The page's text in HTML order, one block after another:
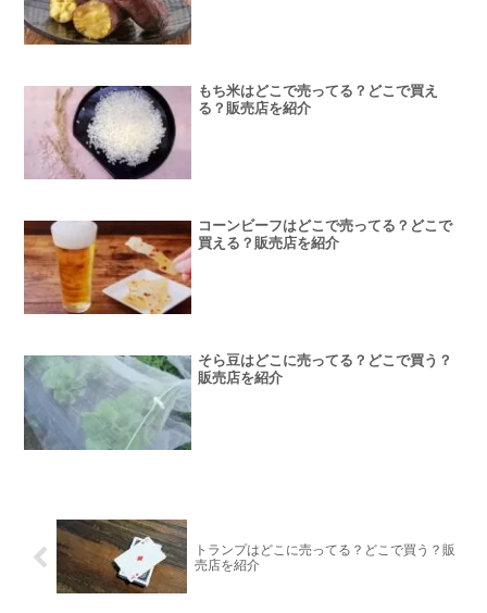
もち米はどこで売ってる？どこで買え
る？販売店を紹介
コーンビーフはどこで売ってる？どこで
買える？販売店を紹介
そら豆はどこに売ってる？どこで買う？
販売店を紹介
トランプはどこに売ってる？どこで買う？販
売店を紹介